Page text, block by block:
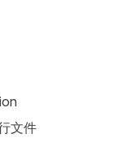
文件